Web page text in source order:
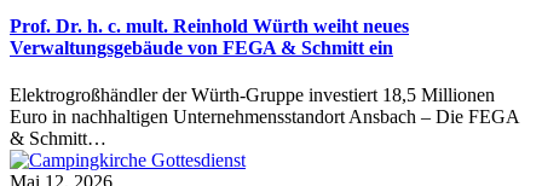
Prof. Dr. h. c. mult. Reinhold Würth weiht neues
Verwaltungsgebäude von FEGA & Schmitt ein
Elektrogroßhändler der Würth-Gruppe investiert 18,5 Millionen
Euro in nachhaltigen Unternehmensstandort Ansbach – Die FEGA
& Schmitt…
Mai 12, 2026